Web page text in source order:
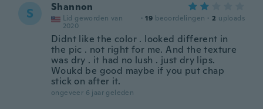
S Shannon
Lid geworden van
2020
· 19 beoordelingen · 2 uploads
Didnt like the color . looked different in
the pic . not right for me. And the texture
was dry . it had no lush . just dry lips.
Woukd be good maybe if you put chap
stick on after it.
ongeveer 6 jaar geleden